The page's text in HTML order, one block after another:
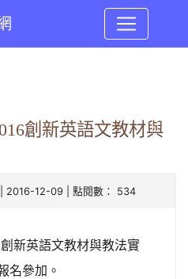
創新英語文教材與
2016-12-09 | 點閱數： 534
新英語文教材與教法實
名參加。